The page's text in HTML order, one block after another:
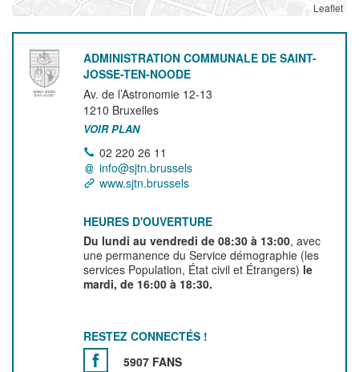
Leaflet
ADMINISTRATION COMMUNALE DE SAINT-
JOSSE-TEN-NOODE
Av. de l’Astronomie 12-13
1210 Bruxelles
VOIR PLAN
02 220 26 11
info@sjtn.brussels
www.sjtn.brussels
HEURES D'OUVERTURE
Du lundi au vendredi de 08:30 à 13:00, avec
une permanence du Service démographie (les
services Population, État civil et Étrangers) le
mardi, de 16:00 à 18:30.
RESTEZ CONNECTÉS !
5907 FANS